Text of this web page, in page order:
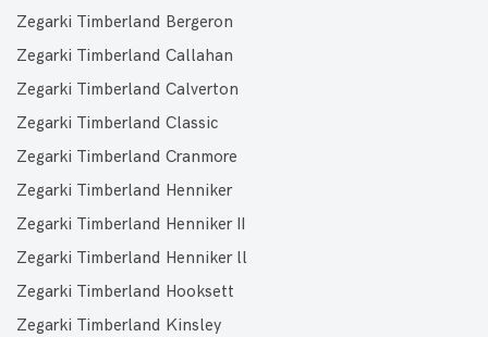
Zegarki Timberland Bergeron
Zegarki Timberland Callahan
Zegarki Timberland Calverton
Zegarki Timberland Classic
Zegarki Timberland Cranmore
Zegarki Timberland Henniker
Zegarki Timberland Henniker II
Zegarki Timberland Henniker ll
Zegarki Timberland Hooksett
Zegarki Timberland Kinsley